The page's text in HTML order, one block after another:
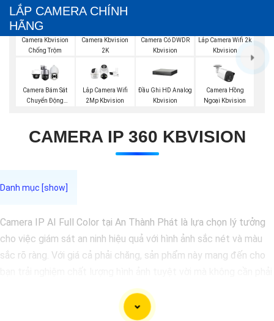
LẮP CAMERA CHÍNH
HÃNG
Camera Kbvision
Chống Trộm
Camera Kbvision
2K
Camera Có DWDR
Kbvision
Lắp Camera Wifi 2k
Kbvision
Camera Bám Sát
Chuyển Động
Lắp Camera Wifi
2Mp Kbvision
Đầu Ghi HD Analog
Kbvision
Camera Hồng
Ngoại Kbvision
CAMERA IP 360 KBVISION
Camera IP AI Full Color tại An Thành Phát là lựa chọn lý tưởng
cho việc giám sát an ninh hiệu quả với hình ảnh sắc nét và màu
sắc rõ ràng. Với giá cả phải chăng, sản phẩm này mang đến cho
bỏ ra số tiền lớn. Được tích hợp công nghệ trí tuệ nhân tạo (AI),
camera này giúp nhận diện chính xác các chi tiết trong hình ảnh